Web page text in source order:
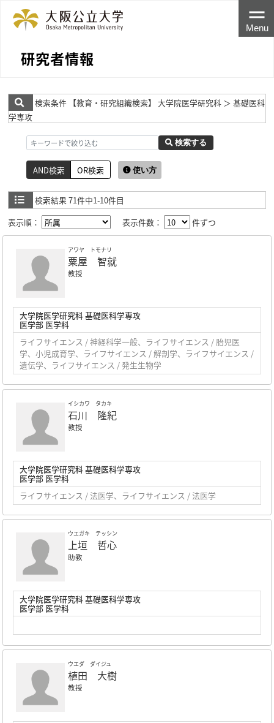
研究者情報
Menu
検索条件 【教育・研究組織検索】 大学院医学研究科 ＞ 基礎医科
学専攻
検索する
AND検索 OR検索 使い方
検索結果 71件中1-10件目
表示順：
表示件数： 件ずつ
アワヤ トモナリ
粟屋 智就
教授
大学院医学研究科 基礎医科学専攻
医学部 医学科
ライフサイエンス / 神経科学一般、ライフサイエンス / 胎児医
学、小児成育学、ライフサイエンス / 解剖学、ライフサイエンス /
遺伝学、ライフサイエンス / 発生生物学
イシカワ タカキ
石川 隆紀
教授
大学院医学研究科 基礎医科学専攻
医学部 医学科
ライフサイエンス / 法医学、ライフサイエンス / 法医学
ウエガキ テッシン
上垣 哲心
助教
大学院医学研究科 基礎医科学専攻
医学部 医学科
ウエダ ダイジュ
植田 大樹
教授